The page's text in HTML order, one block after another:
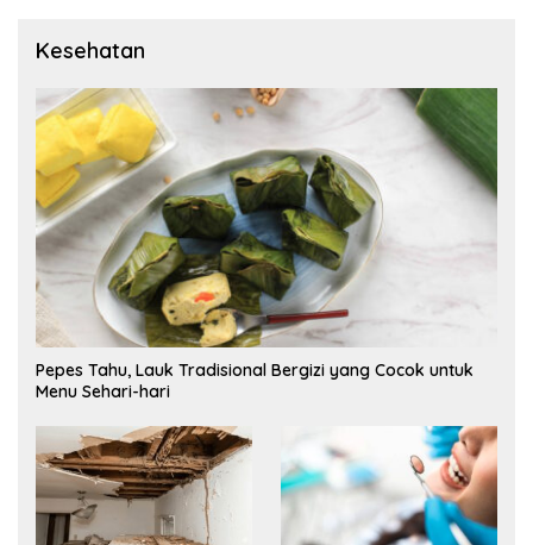
Kesehatan
Pepes Tahu, Lauk Tradisional Bergizi yang Cocok untuk
Menu Sehari-hari